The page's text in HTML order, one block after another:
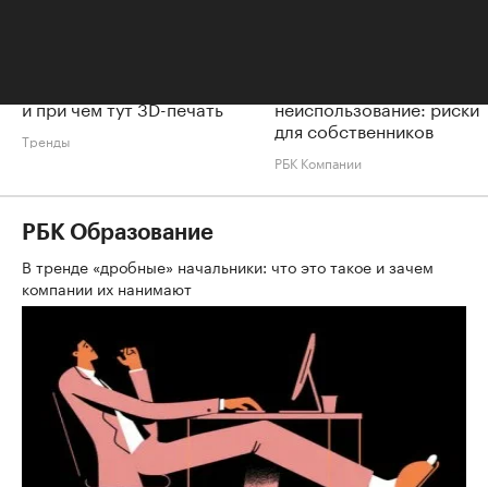
и при чем тут 3D-печать
Тренды
неиспользование: риски
для собственников
РБК Компании
РБК Образование
В тренде «дробные» начальники: что это такое и зачем
компании их нанимают